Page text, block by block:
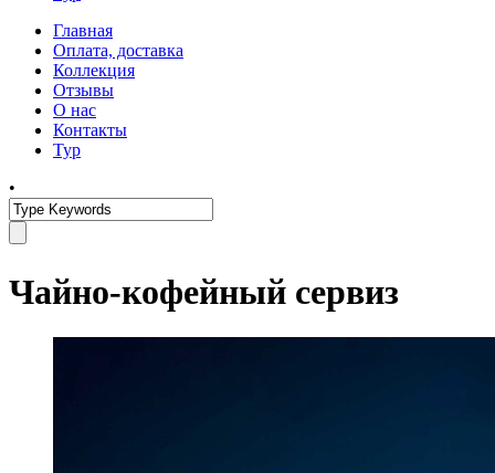
Главная
Оплата, доставка
Коллекция
Отзывы
О нас
Контакты
Тур
•
Чайно-кофейный сервиз